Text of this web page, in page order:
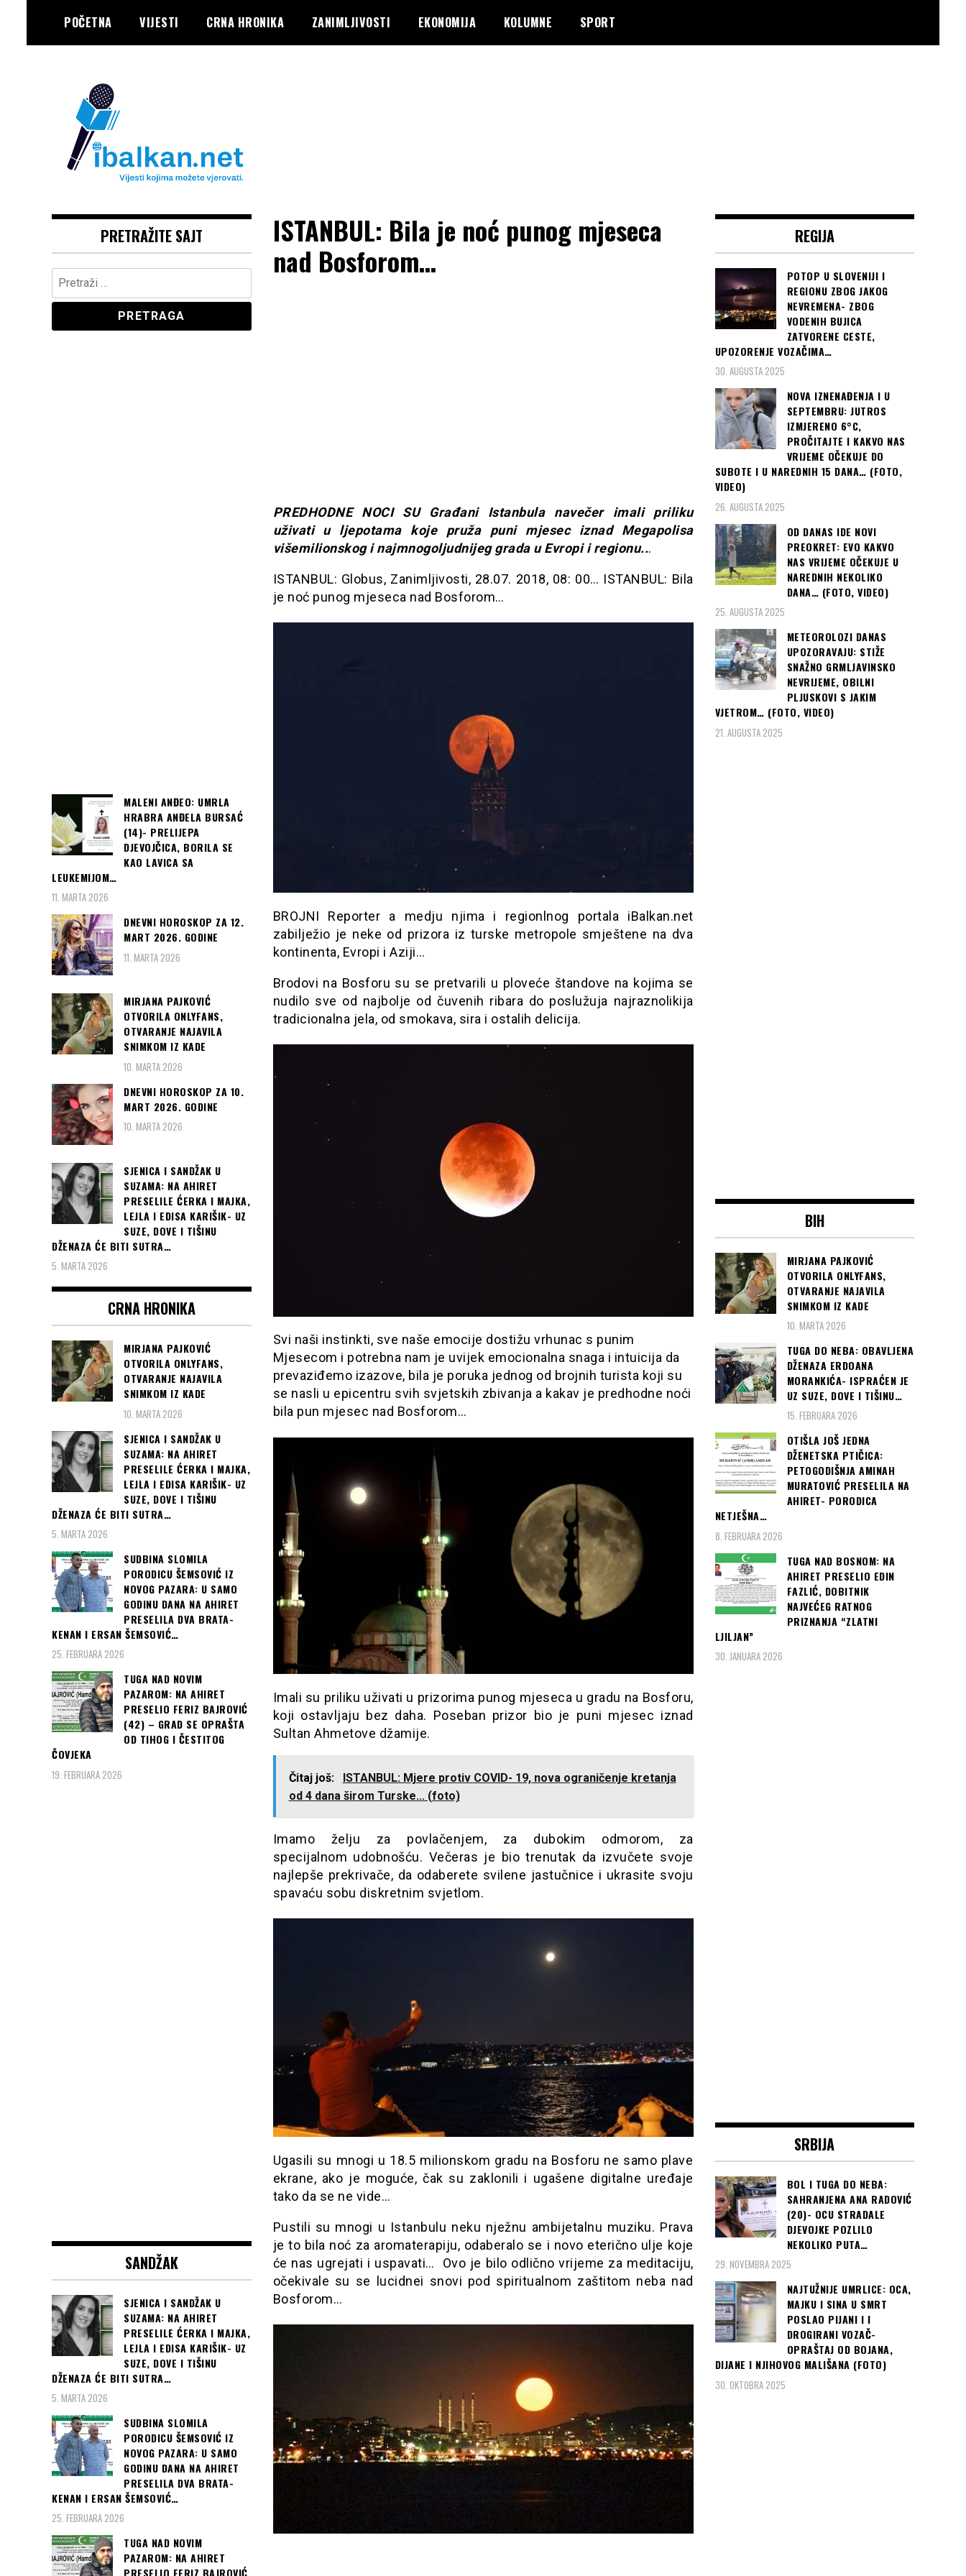
content
POČETNA VIJESTI CRNA HRONIKA ZANIMLJIVOSTI EKONOMIJA KOLUMNE SPORT
IBALKAN
ISTANBUL: Bila je noć punog mjeseca
nad Bosforom…
PREDHODNE NOCI SU Građani Istanbula navečer imali priliku
uživati u ljepotama koje pruža puni mjesec iznad Megapolisa
višemilionskog i najmnogoljudnijeg grada u Evropi i regionu...
ISTANBUL: Globus, Zanimljivosti, 28.07. 2018, 08: 00… ISTANBUL: Bila
je noć punog mjeseca nad Bosforom…
BROJNI Reporter a medju njima i regionlnog portala iBalkan.net
zabilježio je neke od prizora iz turske metropole smještene na dva
kontinenta, Evropi i Aziji…
Brodovi na Bosforu su se pretvarili u ploveće štandove na kojima se
nudilo sve od najbolje od čuvenih ribara do poslužuja najraznolikija
tradicionalna jela, od smokava, sira i ostalih delicija.
Svi naši instinkti, sve naše emocije dostižu vrhunac s punim
Mjesecom i potrebna nam je uvijek emocionalna snaga i intuicija da
prevaziđemo izazove, bila je poruka jednog od brojnih turista koji su
se nasli u epicentru svih svjetskih zbivanja a kakav je predhodne noći
bila pun mjesec nad Bosforom…
Imali su priliku uživati u prizorima punog mjeseca u gradu na Bosforu,
koji ostavljaju bez daha. Poseban prizor bio je puni mjesec iznad
Sultan Ahmetove džamije.
Čitaj još:
ISTANBUL: Mjere protiv COVID- 19, nova ograničenje kretanja
od 4 dana širom Turske... (foto)
Imamo želju za povlačenjem, za dubokim odmorom, za
specijalnom udobnošću. Večeras je bio trenutak da izvučete svoje
najlepše prekrivače, da odaberete svilene jastučnice i ukrasite svoju
spavaću sobu diskretnim svjetlom.
Ugasili su mnogi u 18.5 milionskom gradu na Bosforu ne samo plave
ekrane, ako je moguće, čak su zaklonili i ugašene digitalne uređaje
tako da se ne vide…
Pustili su mnogi u Istanbulu neku nježnu ambijetalnu muziku. Prava
je to bila noć za aromaterapiju, odaberalo se i novo eterično ulje koje
će nas ugrejati i uspavati… Ovo je bilo odlično vrijeme za meditaciju,
očekivale su se lucidnei snovi pod spiritualnom zaštitom neba nad
Bosforom…
PRETRAŽITE SAJT
Pretraga:
MALENI ANĐEO: UMRLA
HRABRA ANĐELA BURSAĆ
(14)- PRELIJEPA
DJEVOJČICA, BORILA SE
KAO LAVICA SA
LEUKEMIJOM…
11. MARTA 2026
DNEVNI HOROSKOP ZA 12.
MART 2026. GODINE
11. MARTA 2026
MIRJANA PAJKOVIĆ
OTVORILA ONLYFANS,
OTVARANJE NAJAVILA
SNIMKOM IZ KADE
10. MARTA 2026
DNEVNI HOROSKOP ZA 10.
MART 2026. GODINE
10. MARTA 2026
SJENICA I SANDŽAK U
SUZAMA: NA AHIRET
PRESELILE ĆERKA I MAJKA,
LEJLA I EDISA KARIŠIK- UZ
SUZE, DOVE I TIŠINU
DŽENAZA ĆE BITI SUTRA…
5. MARTA 2026
CRNA HRONIKA
MIRJANA PAJKOVIĆ
OTVORILA ONLYFANS,
OTVARANJE NAJAVILA
SNIMKOM IZ KADE
10. MARTA 2026
SJENICA I SANDŽAK U
SUZAMA: NA AHIRET
PRESELILE ĆERKA I MAJKA,
LEJLA I EDISA KARIŠIK- UZ
SUZE, DOVE I TIŠINU
DŽENAZA ĆE BITI SUTRA…
5. MARTA 2026
SUDBINA SLOMILA
PORODICU ŠEMSOVIĆ IZ
NOVOG PAZARA: U SAMO
GODINU DANA NA AHIRET
PRESELILA DVA BRATA-
KENAN I ERSAN ŠEMSOVIĆ…
25. FEBRUARA 2026
TUGA NAD NOVIM
PAZAROM: NA AHIRET
PRESELIO FERIZ BAJROVIĆ
(42) – GRAD SE OPRAŠTA
OD TIHOG I ČESTITOG
ČOVJEKA
19. FEBRUARA 2026
SANDŽAK
SJENICA I SANDŽAK U
SUZAMA: NA AHIRET
PRESELILE ĆERKA I MAJKA,
LEJLA I EDISA KARIŠIK- UZ
SUZE, DOVE I TIŠINU
DŽENAZA ĆE BITI SUTRA…
5. MARTA 2026
SUDBINA SLOMILA
PORODICU ŠEMSOVIĆ IZ
NOVOG PAZARA: U SAMO
GODINU DANA NA AHIRET
PRESELILA DVA BRATA-
KENAN I ERSAN ŠEMSOVIĆ…
25. FEBRUARA 2026
TUGA NAD NOVIM
PAZAROM: NA AHIRET
REGIJA
POTOP U SLOVENIJI I
REGIONU ZBOG JAKOG
NEVREMENA- ZBOG
VODENIH BUJICA
ZATVORENE CESTE,
UPOZORENJE VOZAČIMA…
30. AUGUSTA 2025
NOVA IZNENAĐENJA I U
SEPTEMBRU: JUTROS
IZMJERENO 6°C,
PROČITAJTE I KAKVO NAS
VRIJEME OČEKUJE DO
SUBOTE I U NAREDNIH 15 DANA… (FOTO,
VIDEO)
26. AUGUSTA 2025
OD DANAS IDE NOVI
PREOKRET: EVO KAKVO
NAS VRIJEME OČEKUJE U
NAREDNIH NEKOLIKO
DANA… (FOTO, VIDEO)
25. AUGUSTA 2025
METEOROLOZI DANAS
UPOZORAVAJU: STIŽE
SNAŽNO GRMLJAVINSKO
NEVRIJEME, OBILNI
PLJUSKOVI S JAKIM
VJETROM… (FOTO, VIDEO)
21. AUGUSTA 2025
BIH
MIRJANA PAJKOVIĆ
OTVORILA ONLYFANS,
OTVARANJE NAJAVILA
SNIMKOM IZ KADE
10. MARTA 2026
TUGA DO NEBA: OBAVLJENA
DŽENAZA ERDOANA
MORANKIĆA- ISPRAĆEN JE
UZ SUZE, DOVE I TIŠINU…
15. FEBRUARA 2026
OTIŠLA JOŠ JEDNA
DŽENETSKA PTIČICA:
PETOGODIŠNJA AMINAH
MURATOVIĆ PRESELILA NA
AHIRET- PORODICA
NETJEŠNA…
8. FEBRUARA 2026
TUGA NAD BOSNOM: NA
AHIRET PRESELIO EDIN
FAZLIĆ, DOBITNIK
NAJVEĆEG RATNOG
PRIZNANJA “ZLATNI
LJILJAN”
30. JANUARA 2026
SRBIJA
BOL I TUGA DO NEBA:
SAHRANJENA ANA RADOVIĆ
(20)- OCU STRADALE
DJEVOJKE POZLILO
NEKOLIKO PUTA…
29. NOVEMBRA 2025
NAJTUŽNIJE UMRLICE: OCA,
MAJKU I SINA U SMRT
POSLAO PIJANI I I
DROGIRANI VOZAČ-
OPRAŠTAJ OD BOJANA,
DIJANE I NJIHOVOG MALIŠANA (FOTO)
30. OKTOBRA 2025